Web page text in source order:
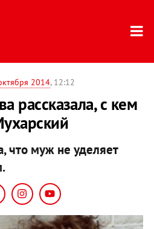
2014, 12:12
рассказала, с кем
что муж не уделяет